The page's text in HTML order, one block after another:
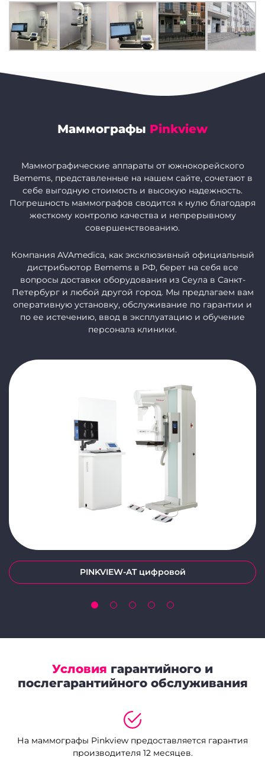
Маммографы Pinkview
Маммографические аппараты от южнокорейского
Bemems, представленные на нашем сайте, сочетают в
себе выгодную стоимость и высокую надежность.
Погрешность маммографов сводится к нулю благодаря
жесткому контролю качества и непрерывному
совершенствованию.
Компания AVAmedica, как эксклюзивный официальный
дистрибьютор Bemems в РФ, берет на себя все
вопросы доставки оборудования из Сеула в Санкт-
Петербург и любой другой город. Мы предлагаем вам
оперативную установку, обслуживание по гарантии и
по ее истечению, ввод в эксплуатацию и обучение
персонала клиники.
PINKVIEW-AT цифровой
Условия гарантийного и
послегарантийного обслуживания
На маммографы Pinkview предоставляется гарантия
производителя 12 месяцев.